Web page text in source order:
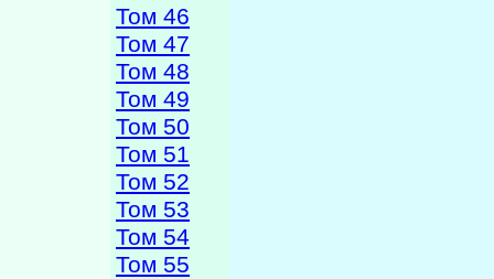
Том 46
Том 47
Том 48
Том 49
Том 50
Том 51
Том 52
Том 53
Том 54
Том 55